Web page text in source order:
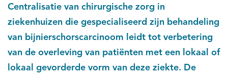
Centralisatie van chirurgische zorg in
ziekenhuizen die gespecialiseerd zijn behandeling
van bijnierschorscarcinoom leidt tot verbetering
van de overleving van patiënten met een lokaal of
lokaal gevorderde vorm van deze ziekte. De